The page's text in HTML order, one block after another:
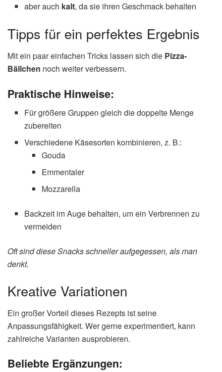
aber auch kalt, da sie ihren Geschmack behalten
Tipps für ein perfektes Ergebnis
Mit ein paar einfachen Tricks lassen sich die Pizza-
Bällchen noch weiter verbessern.
Praktische Hinweise:
Für größere Gruppen gleich die doppelte Menge
zubereiten
Verschiedene Käsesorten kombinieren, z. B.:
Gouda
Emmentaler
Mozzarella
Backzeit im Auge behalten, um ein Verbrennen zu
vermeiden
Oft sind diese Snacks schneller aufgegessen, als man
denkt.
Kreative Variationen
Ein großer Vorteil dieses Rezepts ist seine
Anpassungsfähigkeit. Wer gerne experimentiert, kann
zahlreiche Varianten ausprobieren.
Beliebte Ergänzungen: